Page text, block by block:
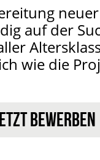
auf der
wie die
BEWERBEN